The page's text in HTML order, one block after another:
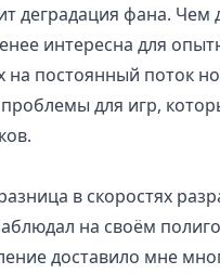
деградация фана.
интересна для
постоянный поток
для игр,
в скоростях
на своём
доставило мне